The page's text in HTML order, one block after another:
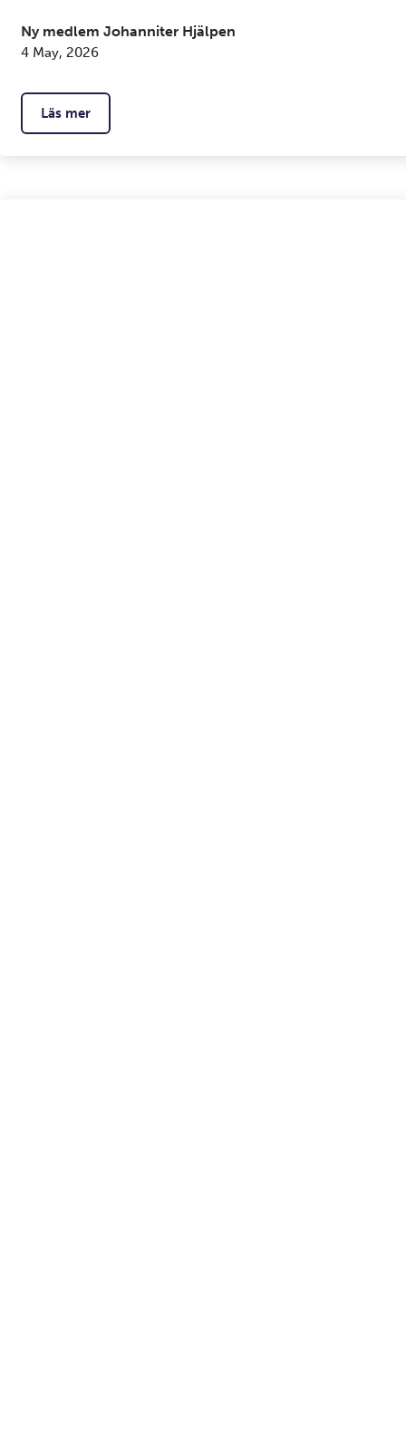
Ny medlem Johanniter Hjälpen
4 May, 2026
Läs mer